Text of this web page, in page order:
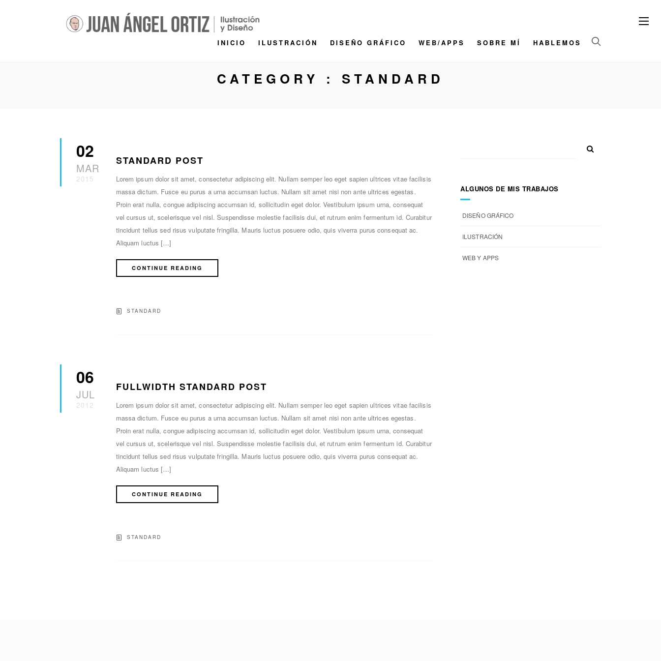
INICIO ILUSTRACIÓN DISEÑO GRÁFICO WEB/APPS SOBRE MÍ HABLEMOS
CATEGORY : STANDARD
02
MAR
2015
STANDARD POST
Lorem ipsum dolor sit amet, consectetur adipiscing elit. Nullam semper leo eget sapien ultrices vitae facilisis
massa dictum. Fusce eu purus a urna accumsan luctus. Nullam sit amet nisi non ante ultrices egestas.
Proin erat nulla, congue adipiscing accumsan id, sollicitudin eget dolor. Vestibulum ipsum urna, consequat
vel cursus ut, scelerisque vel nisl. Suspendisse molestie facilisis dui, et rutrum enim fermentum id. Curabitur
tincidunt tellus sed risus vulputate fringilla. Mauris luctus posuere odio, quis viverra purus consequat ac.
Aliquam luctus […]
CONTINUE READING
STANDARD
06
JUL
2012
FULLWIDTH STANDARD POST
Lorem ipsum dolor sit amet, consectetur adipiscing elit. Nullam semper leo eget sapien ultrices vitae facilisis
massa dictum. Fusce eu purus a urna accumsan luctus. Nullam sit amet nisi non ante ultrices egestas.
Proin erat nulla, congue adipiscing accumsan id, sollicitudin eget dolor. Vestibulum ipsum urna, consequat
vel cursus ut, scelerisque vel nisl. Suspendisse molestie facilisis dui, et rutrum enim fermentum id. Curabitur
tincidunt tellus sed risus vulputate fringilla. Mauris luctus posuere odio, quis viverra purus consequat ac.
Aliquam luctus […]
CONTINUE READING
STANDARD
ALGUNOS DE MIS TRABAJOS
DISEÑO GRÁFICO
ILUSTRACIÓN
WEB Y APPS